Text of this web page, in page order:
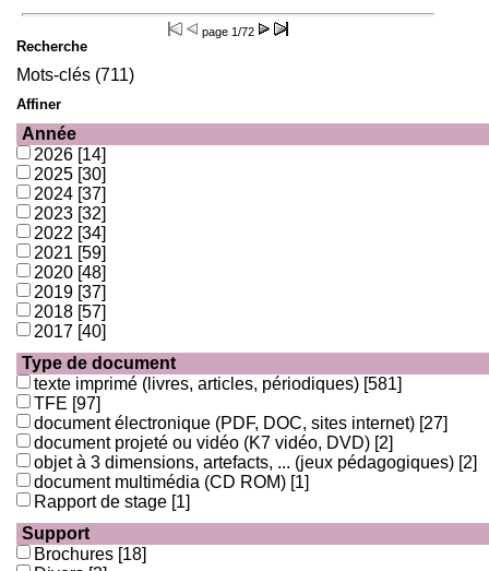
page 1/72
Recherche
Mots-clés (711)
Affiner
Année
2026 [14]
2025 [30]
2024 [37]
2023 [32]
2022 [34]
2021 [59]
2020 [48]
2019 [37]
2018 [57]
2017 [40]
Type de document
texte imprimé (livres, articles, périodiques) [581]
TFE [97]
document électronique (PDF, DOC, sites internet) [27]
document projeté ou vidéo (K7 vidéo, DVD) [2]
objet à 3 dimensions, artefacts, ... (jeux pédagogiques) [2]
document multimédia (CD ROM) [1]
Rapport de stage [1]
Support
Brochures [18]